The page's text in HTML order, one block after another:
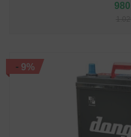
- 9%